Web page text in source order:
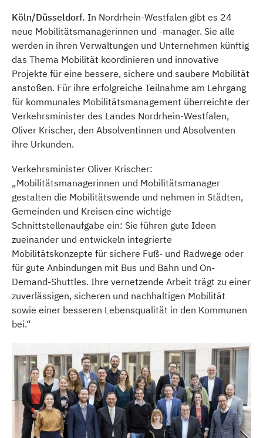
Köln/Düsseldorf. In Nordrhein-Westfalen gibt es 24
neue Mobilitätsmanagerinnen und -manager. Sie alle
werden in ihren Verwaltungen und Unternehmen künftig
das Thema Mobilität koordinieren und innovative
Projekte für eine bessere, sichere und saubere Mobilität
anstoßen. Für ihre erfolgreiche Teilnahme am Lehrgang
für kommunales Mobilitätsmanagement überreichte der
Verkehrsminister des Landes Nordrhein-Westfalen,
Oliver Krischer, den Absolventinnen und Absolventen
ihre Urkunden.
Verkehrsminister Oliver Krischer:
„Mobilitätsmanagerinnen und Mobilitätsmanager
gestalten die Mobilitätswende und nehmen in Städten,
Gemeinden und Kreisen eine wichtige
Schnittstellenaufgabe ein: Sie führen gute Ideen
zueinander und entwickeln integrierte
Mobilitätskonzepte für sichere Fuß- und Radwege oder
für gute Anbindungen mit Bus und Bahn und On-
Demand-Shuttles. Ihre vernetzende Arbeit trägt zu einer
zuverlässigen, sicheren und nachhaltigen Mobilität
sowie einer besseren Lebensqualität in den Kommunen
bei.“